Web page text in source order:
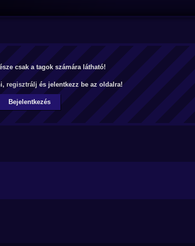
csak a tagok számára látható!
regisztrálj és jelentkezz be az oldalra!
Bejelentkezés